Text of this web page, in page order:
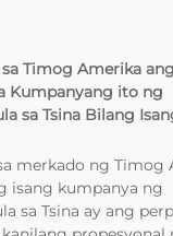
Timog Amerika ang
Kumpanyang ito ng
sa Tsina Bilang
merkado ng Timog
isang kumpanya ng
sa Tsina ay ang